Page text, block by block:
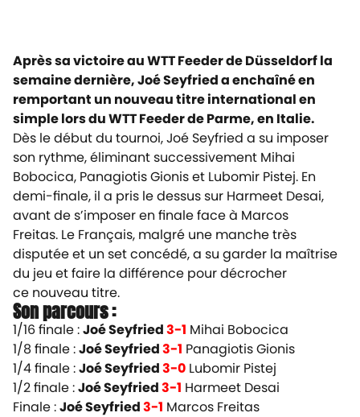
Après sa victoire au WTT Feeder de Düsseldorf la
semaine dernière, Joé Seyfried a enchaîné en
remportant un nouveau titre international en
simple lors du WTT Feeder de Parme, en Italie.
Dès le début du tournoi, Joé Seyfried a su imposer
son rythme, éliminant successivement Mihai
Bobocica, Panagiotis Gionis et Lubomir Pistej. En
demi-finale, il a pris le dessus sur Harmeet Desai,
avant de s’imposer en finale face à Marcos
Freitas. Le Français, malgré une manche très
disputée et un set concédé, a su garder la maîtrise
du jeu et faire la différence pour décrocher
ce nouveau titre.
Son parcours :
1/16 finale :Joé Seyfried3-1 Mihai Bobocica
1/8 finale :Joé Seyfried3-1 Panagiotis Gionis
1/4 finale :Joé Seyfried3-0 Lubomir Pistej
1/2 finale :Joé Seyfried3-1 Harmeet Desai
Finale :Joé Seyfried3-1 Marcos Freitas